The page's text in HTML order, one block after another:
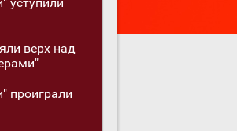
верх над
проиграли